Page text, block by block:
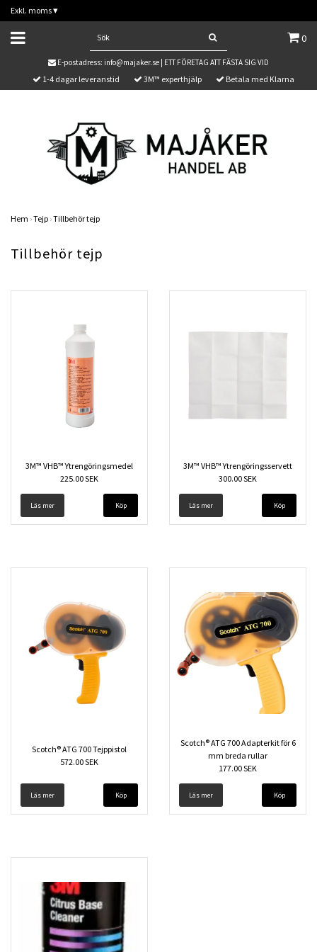
Exkl. moms▾
0
E-postadress: info@majaker.se | ETT FÖRETAG ATT FÄSTA SIG VID
1-4 dagar leveranstid 3M™ experthjälp Betala med Klarna
Hem ›Tejp ›Tillbehör tejp
Tillbehör tejp
3M™ VHB™ Ytrengöringsmedel
225.00 SEK
Läs mer Köp
3M™ VHB™ Ytrengöringsservett
300.00 SEK
Läs mer Köp
Scotch® ATG 700 Tejppistol
572.00 SEK
Läs mer
Scotch® ATG 700 Adapterkit för 6
mm breda rullar
177.00 SEK
Läs mer